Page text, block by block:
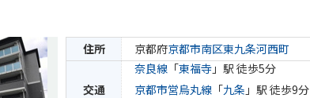
住所 京都府京都市南区東九条河西町
交通
奈良線 「東福寺 」駅 徒歩5分
京都市営烏丸線 「九条 」駅 徒歩9分